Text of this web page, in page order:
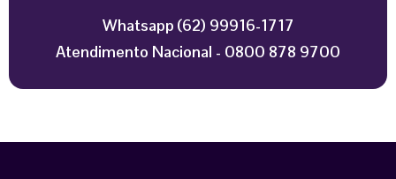
Whatsapp (62) 99916-1717
Atendimento Nacional - 0800 878 9700